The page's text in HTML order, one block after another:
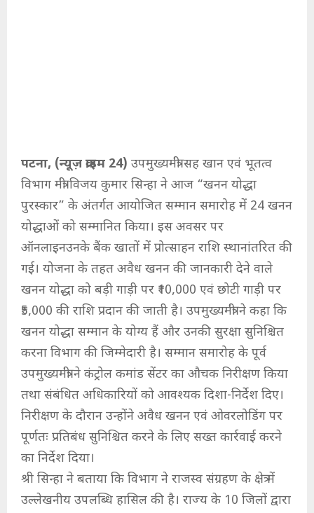
पटना, (न्यूज़ क्राइम 24) उपमुख्यमंत्री सह खान एवं भूतत्व
विभाग मंत्री विजय कुमार सिन्हा ने आज “खनन योद्धा
पुरस्कार” के अंतर्गत आयोजित सम्मान समारोह में 24 खनन
योद्धाओं को सम्मानित किया। इस अवसर पर
ऑनलाइनउनके बैंक खातों में प्रोत्साहन राशि स्थानांतरित की
गई। योजना के तहत अवैध खनन की जानकारी देने वाले
खनन योद्धा को बड़ी गाड़ी पर ₹10,000 एवं छोटी गाड़ी पर
₹5,000 की राशि प्रदान की जाती है। उपमुख्यमंत्री ने कहा कि
खनन योद्धा सम्मान के योग्य हैं और उनकी सुरक्षा सुनिश्चित
करना विभाग की जिम्मेदारी है। सम्मान समारोह के पूर्व
उपमुख्यमंत्री ने कंट्रोल कमांड सेंटर का औचक निरीक्षण किया
तथा संबंधित अधिकारियों को आवश्यक दिशा-निर्देश दिए।
निरीक्षण के दौरान उन्होंने अवैध खनन एवं ओवरलोडिंग पर
पूर्णतः प्रतिबंध सुनिश्चित करने के लिए सख्त कार्रवाई करने
का निर्देश दिया।
श्री सिन्हा ने बताया कि विभाग ने राजस्व संग्रहण के क्षेत्र में
उल्लेखनीय उपलब्धि हासिल की है। राज्य के 10 जिलों द्वारा